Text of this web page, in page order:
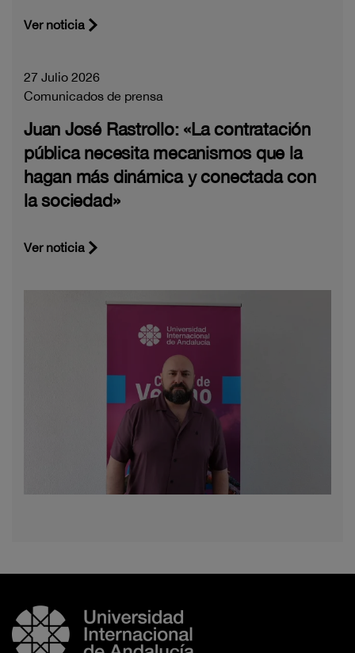
Ver noticia
27 Julio 2026
Comunicados de prensa
Juan José Rastrollo: «La contratación
pública necesita mecanismos que la
hagan más dinámica y conectada con
la sociedad»
Ver noticia